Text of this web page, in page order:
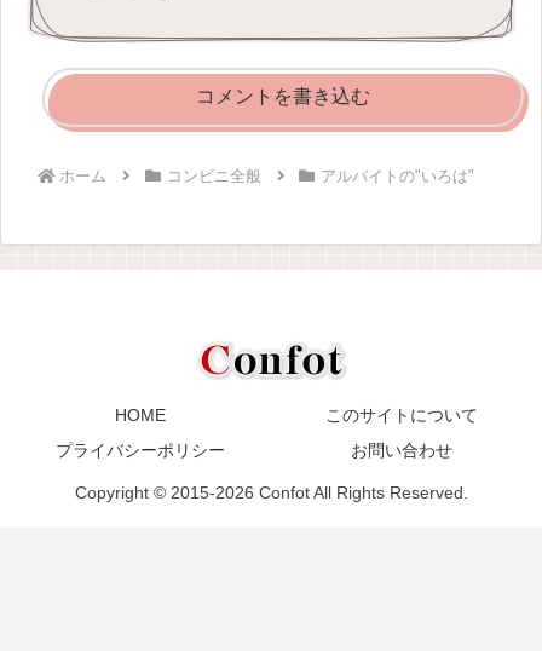
コメントを書き込む
ホーム コンビニ全般 アルバイトの"いろは"
HOME
このサイトについて
プライバシーポリシー
お問い合わせ
Copyright © 2015-2026 Confot All Rights Reserved.